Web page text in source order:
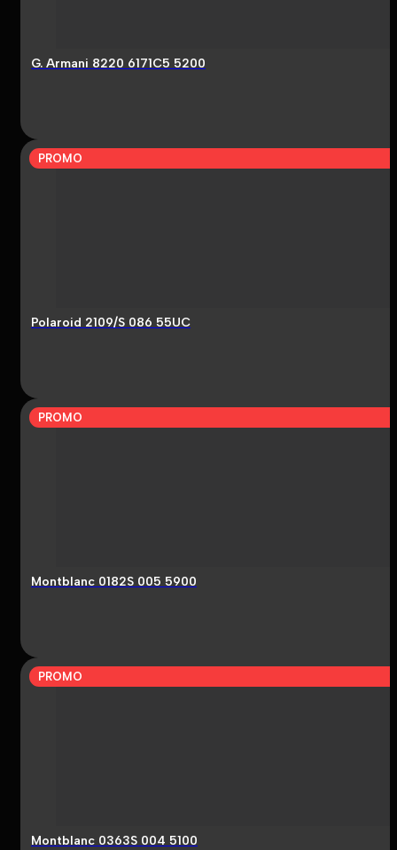
G. Armani 8220 6171C5 5200
PROMO
Polaroid 2109/S 086 55UC
PROMO
Montblanc 0182S 005 5900
PROMO
Montblanc 0363S 004 5100